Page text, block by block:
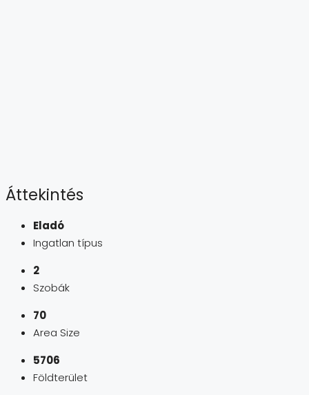
Áttekintés
Eladó
Ingatlan típus
2
Szobák
70
Area Size
5706
Földterület